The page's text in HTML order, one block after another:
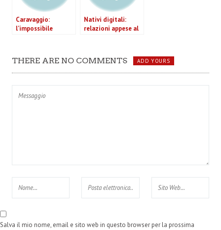
Caravaggio:
l’impossibile
Nativi digitali:
relazioni appese al
comunicazione?
Analisi della
THERE ARE NO COMMENTS ADD YOURS
Salva il mio nome, email e sito web in questo browser per la prossima